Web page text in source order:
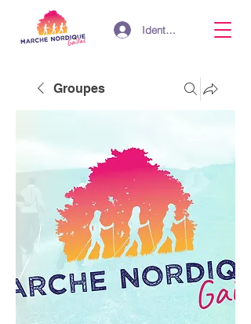
Identifiant
Groupes